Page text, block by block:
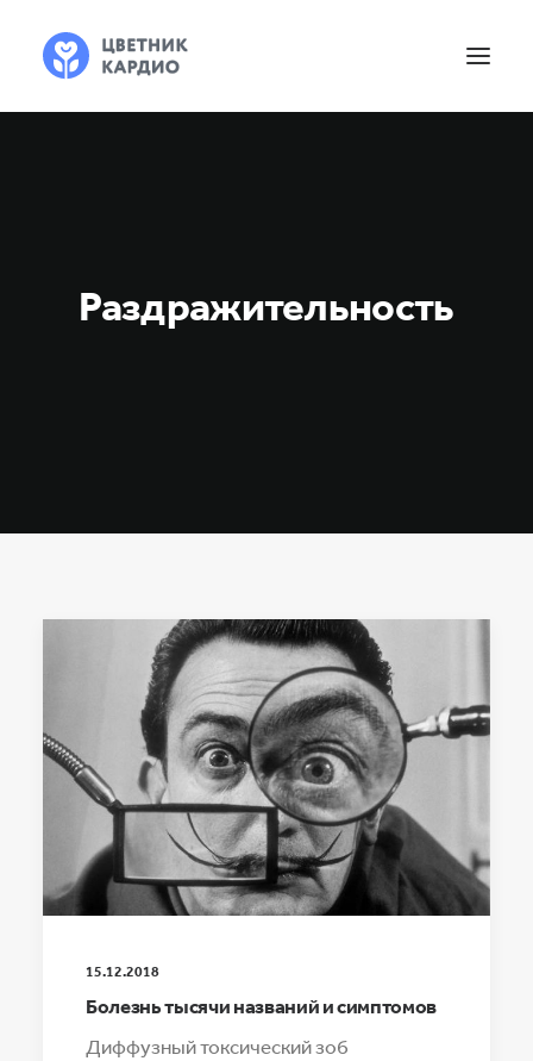
Раздражительность
15.12.2018
Болезнь тысячи названий и симптомов
Диффузный токсический зоб